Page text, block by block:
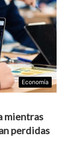
Economía
mientras
perdidas